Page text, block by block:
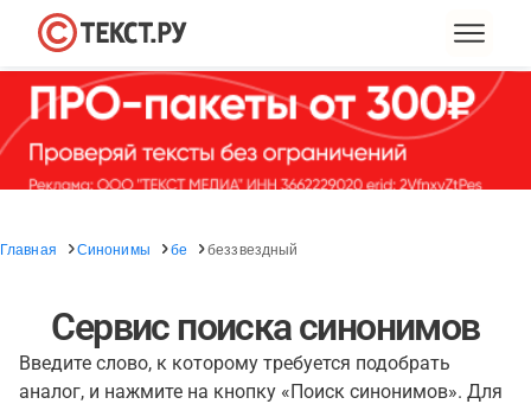
Главная Синонимы бе беззвездный
Сервис поиска синонимов
Введите слово, к которому требуется подобрать
аналог, и нажмите на кнопку «Поиск синонимов». Для